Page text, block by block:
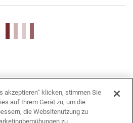
akzeptieren“ klicken, stimmen Sie
auf Ihrem Gerät zu, um die
die Websitenutzung zu
zu